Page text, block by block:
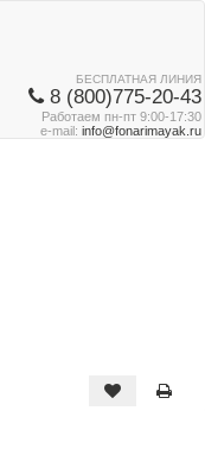
БЕСПЛАТНАЯ ЛИНИЯ
8 (800)775-20-43
Работаем пн-пт 9:00-17:30
e-mail: info@fonarimayak.ru